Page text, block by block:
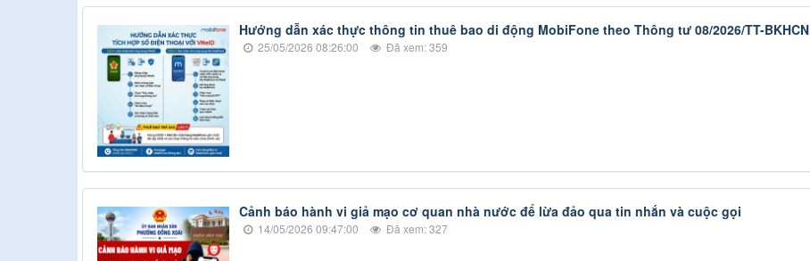
Hướng dẫn xác thực thông tin thuê bao di động MobiFone theo Thông tư 08/2026/TT-BKHCN
25/05/2026 08:26:00 Đã xem: 359
Cảnh báo hành vi giả mạo cơ quan nhà nước để lừa đảo qua tin nhắn và cuộc gọi
14/05/2026 09:47:00 Đã xem: 327